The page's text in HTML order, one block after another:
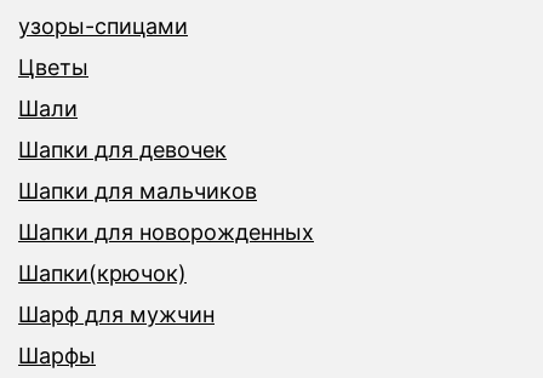
узоры-спицами
Цветы
Шали
Шапки для девочек
Шапки для мальчиков
Шапки для новорожденных
Шапки(крючок)
Шарф для мужчин
Шарфы